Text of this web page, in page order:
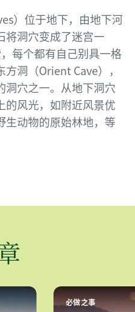
）位于地下，由地下河
将洞穴变成了迷宫一
每个都有自己别具一格
洞（Orient Cave），
洞穴之一。从地下洞穴
的风光，如附近风景优
生动物的原始林地，等
必做之事